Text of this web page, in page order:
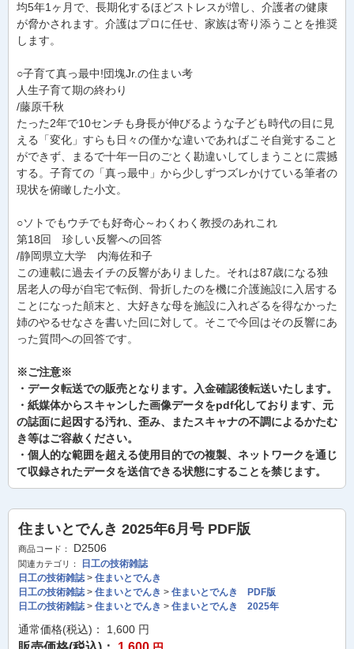
均5年1ヶ月で、長期化するほどストレスが増し、介護者の健康
が脅かされます。介護はプロに任せ、家族は寄り添うことを推奨
します。
○子育て真っ最中!団塊Jr.の住まい考
人生子育て期の終わり
/藤原千秋
たった2年で10センチも身長が伸びるような子ども時代の目に見
える「変化」すらも日々の僅かな違いであればこそ自覚すること
ができず、まるで十年一日のごとく勘違いしてしまうことに震撼
する。子育ての「真っ最中」から少しずつズレかけている筆者の
現状を俯瞰した小文。
○ソトでもウチでも好奇心～わくわく教授のあれこれ
第18回 珍しい反響への回答
/静岡県立大学 内海佐和子
この連載に過去イチの反響がありました。それは87歳になる独
居老人の母が自宅で転倒、骨折したのを機に介護施設に入居する
ことになった顛末と、大好きな母を施設に入れざるを得なかった
姉のやるせなさを書いた回に対して。そこで今回はその反響にあ
った質問への回答です。
※ご注意※
・データ転送での販売となります。入金確認後転送いたします。
・紙媒体からスキャンした画像データをpdf化しております、元
の誌面に起因する汚れ、歪み、またスキャナの不調によるかたむ
き等はご容赦ください。
・個人的な範囲を超える使用目的での複製、ネットワークを通じ
て収録されたデータを送信できる状態にすることを禁じます。
住まいとでんき 2025年6月号 PDF版
商品コード： D2506
関連カテゴリ：
日工の技術雑誌
日工の技術雑誌> 住まいとでんき
日工の技術雑誌> 住まいとでんき > 住まいとでんき PDF版
日工の技術雑誌> 住まいとでんき > 住まいとでんき 2025年
通常価格(税込)： 1,600 円